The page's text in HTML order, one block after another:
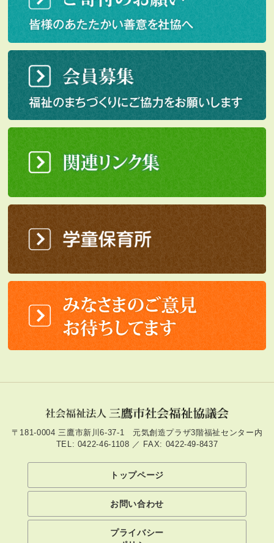
〒181-0004 三鷹市新川6-37-1 元気創造プラザ3階福祉センター内
TEL: 0422-46-1108 ／ FAX: 0422-49-8437
トップページ
お問い合わせ
プライバシー